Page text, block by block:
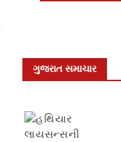
ગુજરાત સમાચાર